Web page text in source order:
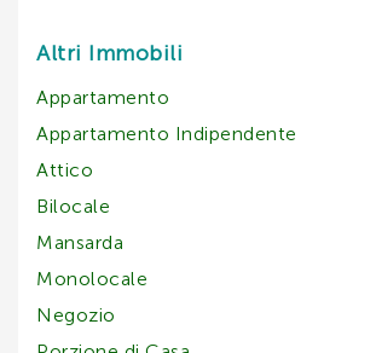
Altri Immobili
Appartamento
Appartamento Indipendente
Attico
Bilocale
Mansarda
Monolocale
Negozio